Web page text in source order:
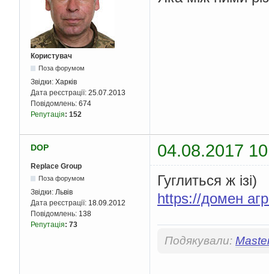
Користувач
Поза форумом
Звідки: Харків
Дата реєстрації: 25.07.2013
Повідомлень: 674
Репутація: 152
DOP 04.08.2017
Replace Group
Поза форумом
Звідки: Львів
Дата реєстрації: 18.09.2012
Повідомлень: 138
Репутація: 73
Гуглиться ж ізі)
https://домен
Подякували: